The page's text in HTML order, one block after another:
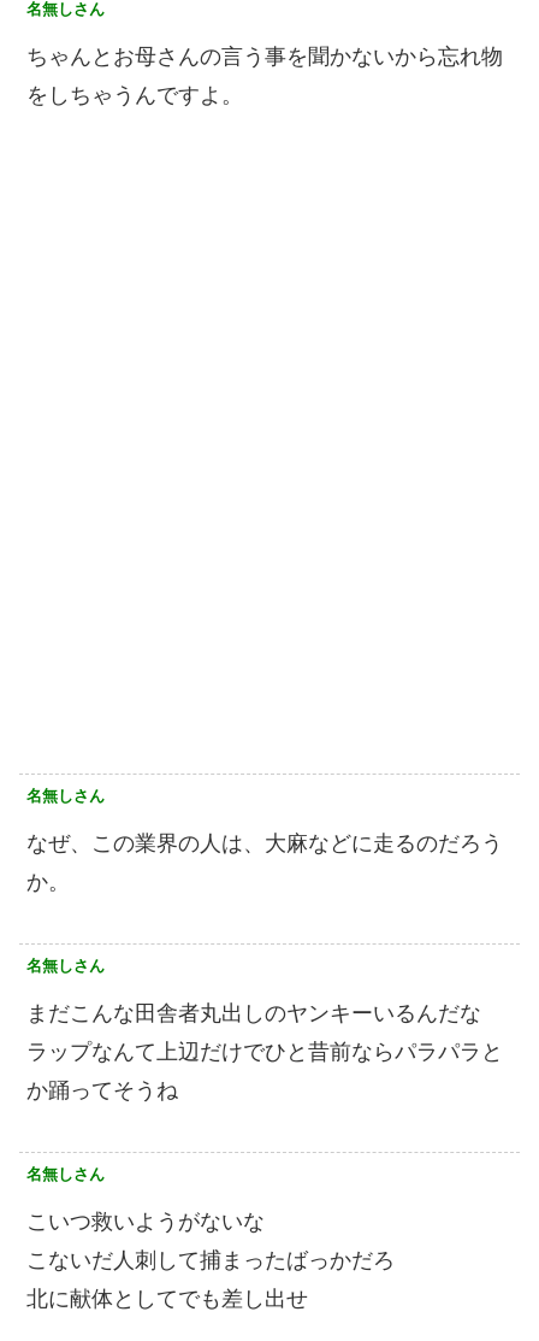
名無しさん
ちゃんとお母さんの言う事を聞かないから忘れ物
をしちゃうんですよ。
名無しさん
なぜ、この業界の人は、大麻などに走るのだろう
か。
名無しさん
まだこんな田舎者丸出しのヤンキーいるんだな
ラップなんて上辺だけでひと昔前ならパラパラと
か踊ってそうね
名無しさん
こいつ救いようがないな
こないだ人刺して捕まったばっかだろ
北に献体としてでも差し出せ